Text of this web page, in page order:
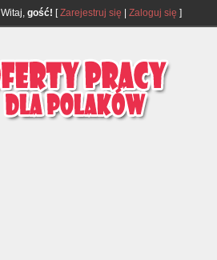
Witaj, gość! [Zarejestruj się Zaloguj się ]